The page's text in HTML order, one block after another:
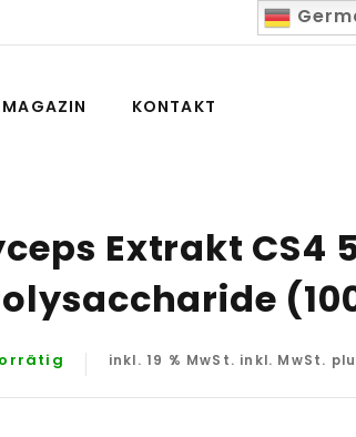
MAGAZIN KONTAKT
Extrakt CS4
inkl. 19 % MwSt. inkl. MwSt.